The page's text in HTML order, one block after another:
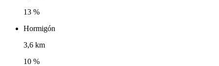
13 %
Hormigón
3,6 km
10 %